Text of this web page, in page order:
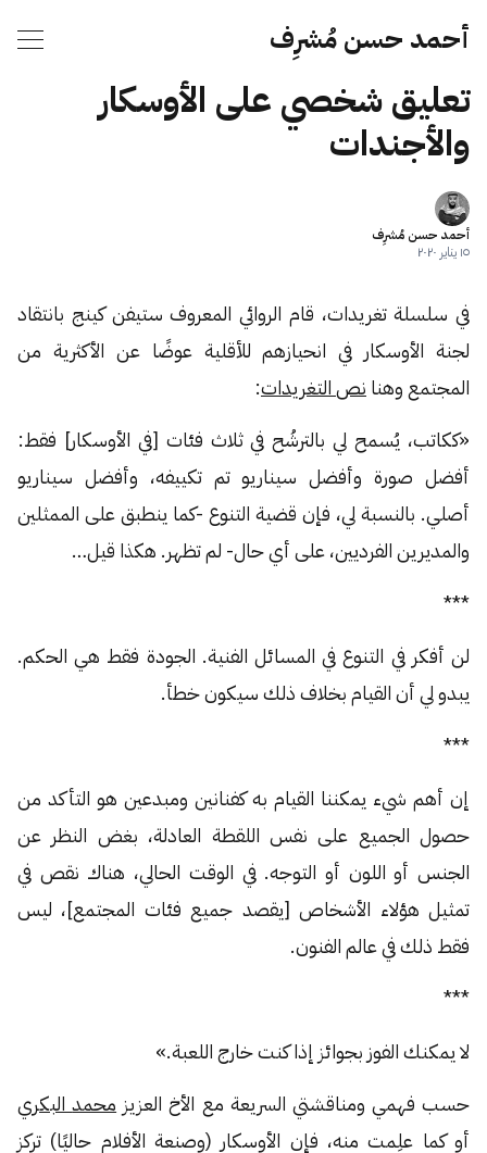
أحمد حسن مُشرِف
تعليق شخصي على الأوسكار
والأجندات
أحمد حسن مُشرِف
١٥ يناير ٢٠٢٠
في سلسلة تغريدات، قام الروائي المعروف ستيفن كينج بانتقاد
لجنة الأوسكار في انحيازهم للأقلية عوضًا عن الأكثرية من
المجتمع وهنا نصالتغريدات:
«ككاتب، يُسمح لي بالترشُح في ثلاث فئات [في الأوسكار] فقط:
أفضل صورة وأفضل سيناريو تم تكييفه، وأفضل سيناريو
أصلي. بالنسبة لي، فإن قضية التنوع -كما ينطبق على الممثلين
والمديرين الفرديين، على أي حال- لم تظهر. هكذا قيل…
***
لن أفكر في التنوع في المسائل الفنية. الجودة فقط هي الحكم.
يبدو لي أن القيام بخلاف ذلك سيكون خطأ.
***
إن أهم شيء يمكننا القيام به كفنانين ومبدعين هو التأكد من
حصول الجميع على نفس اللقطة العادلة، بغض النظر عن
الجنس أو اللون أو التوجه. في الوقت الحالي، هناك نقص في
تمثيل هؤلاء الأشخاص [يقصد جميع فئات المجتمع]، ليس
فقط ذلك في عالم الفنون.
***
لا يمكنك الفوز بجوائز إذا كنت خارج اللعبة.»
حسب فهمي ومناقشتي السريعة مع الأخ العزيز محمد البكري
أو كما علِمت منه، فإن الأوسكار (وصنعة الأفلام حاليًا) تركز